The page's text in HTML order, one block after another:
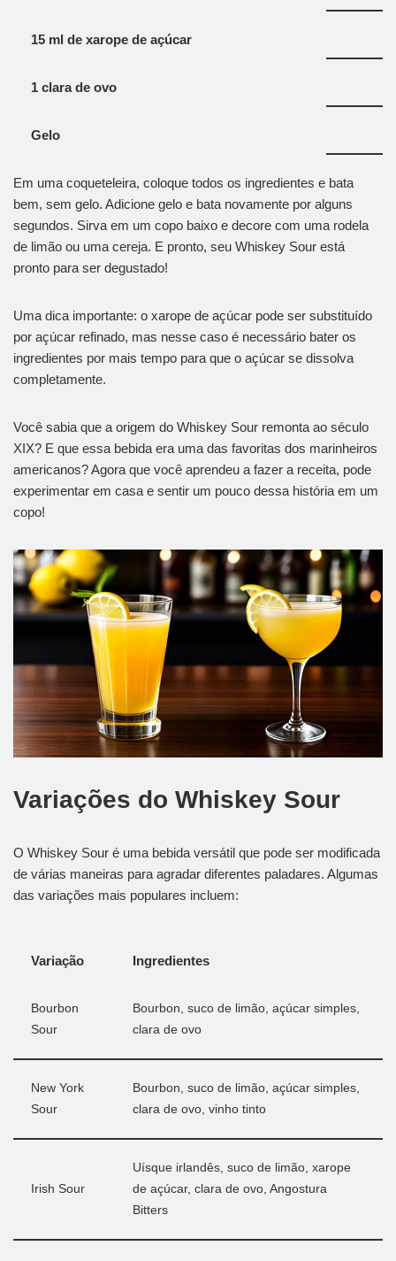
15 ml de xarope de açúcar
1 clara de ovo
Gelo
Em uma coqueteleira, coloque todos os ingredientes e bata
bem, sem gelo. Adicione gelo e bata novamente por alguns
segundos. Sirva em um copo baixo e decore com uma rodela
de limão ou uma cereja. E pronto, seu Whiskey Sour está
pronto para ser degustado!
Uma dica importante: o xarope de açúcar pode ser substituído
por açúcar refinado, mas nesse caso é necessário bater os
ingredientes por mais tempo para que o açúcar se dissolva
completamente.
Você sabia que a origem do Whiskey Sour remonta ao século
XIX? E que essa bebida era uma das favoritas dos marinheiros
americanos? Agora que você aprendeu a fazer a receita, pode
experimentar em casa e sentir um pouco dessa história em um
copo!
Variações do Whiskey Sour
O Whiskey Sour é uma bebida versátil que pode ser modificada
de várias maneiras para agradar diferentes paladares. Algumas
das variações mais populares incluem:
Variação Ingredientes
Bourbon
Sour
Bourbon, suco de limão, açúcar simples,
clara de ovo
New York
Sour
Bourbon, suco de limão, açúcar simples,
clara de ovo, vinho tinto
Irish Sour
Uísque irlandês, suco de limão, xarope
de açúcar, clara de ovo, Angostura
Bitters